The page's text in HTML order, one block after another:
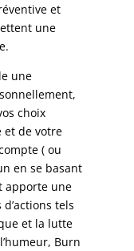
et
une
une
choix
et de votre
( ou
en se basant
apporte une
tels
et la lutte
Burn